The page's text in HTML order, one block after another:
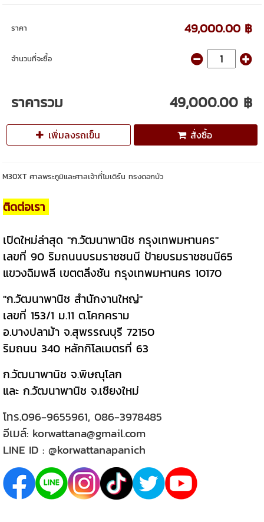
ราคา 49,000.00 ฿
จำนวนที่จะซื้อ
ราคารวม 49,000.00 ฿
เพิ่มลงรถเข็น สั่งซื้อ
M30XT ศาลพระภูมิและศาลเจ้าที่โมเดิร์น ทรงดอกบัว
ติดต่อเรา
เปิดใหม่ล่าสุด "ก.วัฒนาพานิช กรุงเทพมหานคร"
เลขที่ 90 ริมถนนบรมราชชนนี ป้ายบรมราชชนนี65
แขวงฉิมพลี เขตตลิ่งชัน กรุงเทพมหานคร 10170
"ก.วัฒนาพานิช สำนักงานใหญ่"
เลขที่ 153/1 ม.11 ต.โคกคราม
อ.บางปลาม้า จ.สุพรรณบุรี 72150
ริมถนน 340 หลักกิโลเมตรที่ 63
ก.วัฒนาพานิช จ.พิษณุโลก
และ ก.วัฒนาพานิช จ.เชียงใหม่
โทร.096-9655961, 086-3978485
อีเมล์: korwattana@gmail.com
LINE ID : @korwattanapanich